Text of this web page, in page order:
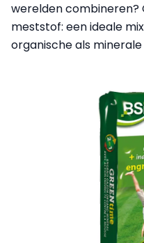
werelden combineren?
meststof: een ideale
organische als